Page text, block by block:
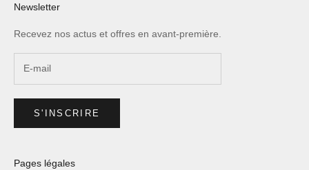
Newsletter
Recevez nos actus et offres en avant-première.
S'INSCRIRE
Pages légales